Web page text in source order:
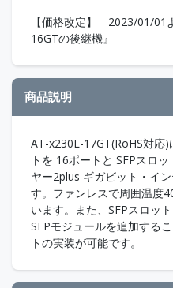
【価格改定】 2023/01/01
16GTの後継機』
商品説明
AT-x230L-17GT(RoHS対応
トを 16ポートと SFPスロ
ヤー2plus ギガビット・イ
す。ファンレスで周囲温度
います。また、SFPスロッ
SFPモジュールを追加する
トの実装が可能です。